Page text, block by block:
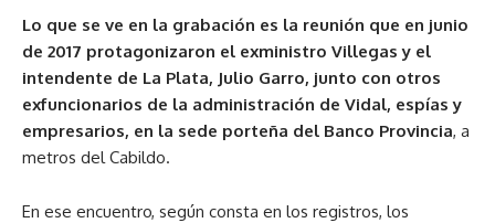
Lo que se ve en la grabación es la reunión que en junio
de 2017 protagonizaron el exministro Villegas y el
intendente de La Plata, Julio Garro, junto con otros
exfuncionarios de la administración de Vidal, espías y
empresarios, en la sede porteña del Banco Provincia, a
metros del Cabildo.
En ese encuentro, según consta en los registros, los